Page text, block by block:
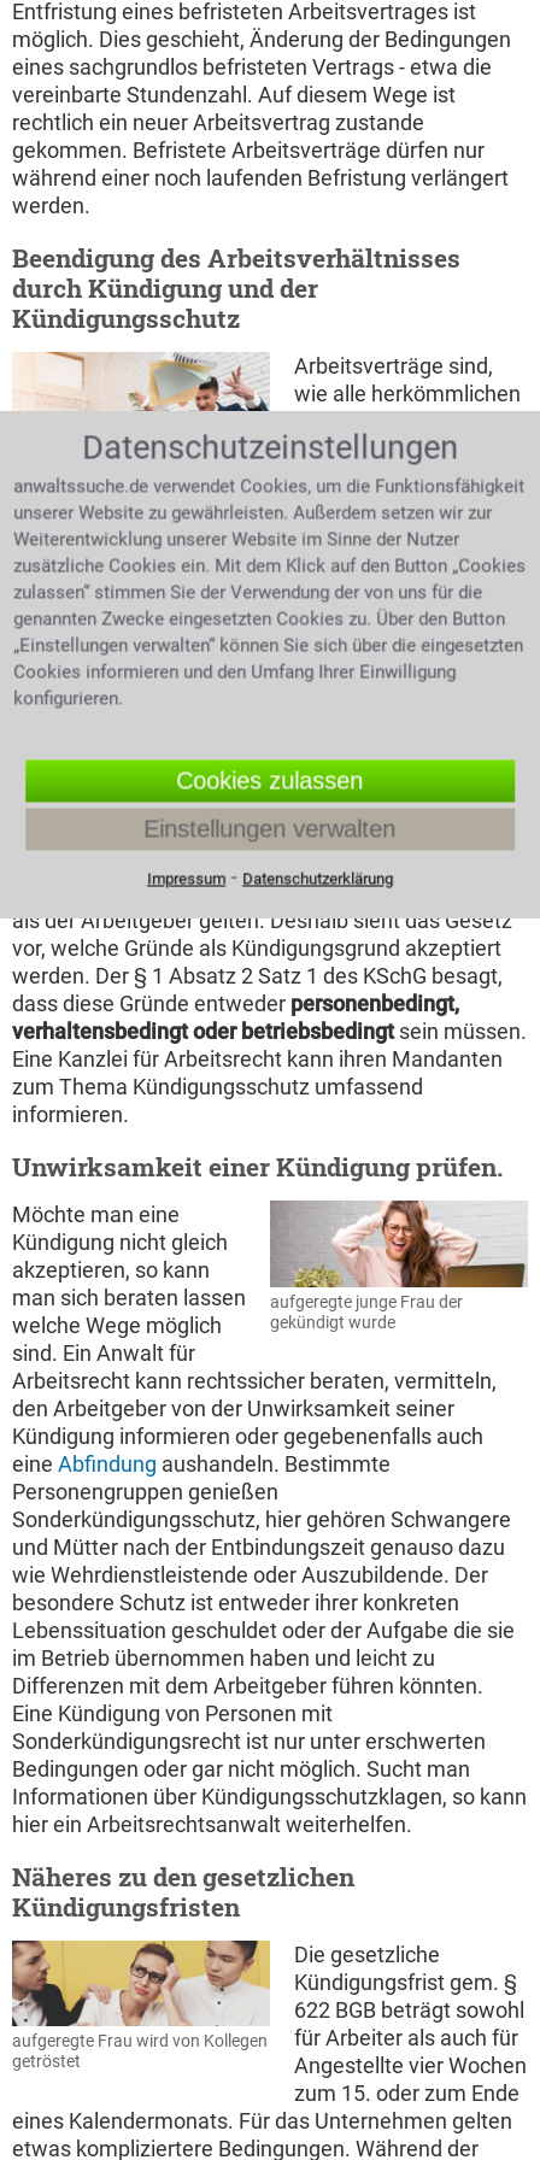
Entfristung eines befristeten Arbeitsvertrages ist
möglich. Dies geschieht, Änderung der Bedingungen
eines sachgrundlos befristeten Vertrags - etwa die
vereinbarte Stundenzahl. Auf diesem Wege ist
rechtlich ein neuer Arbeitsvertrag zustande
gekommen. Befristete Arbeitsverträge dürfen nur
während einer noch laufenden Befristung verlängert
werden.
Beendigung des Arbeitsverhältnisses
durch Kündigung und der
Kündigungsschutz
aufgeregter Chef wirft Unterlagen
und beschimpft schwangere
Arbeitnehmerin
Arbeitsverträge sind,
wie alle herkömmlichen
welcher Frist gekündigt
werden kann, kann
außer im Arbeitsvertrag
auch im Tarifvertrag,
oder in der
Betriebsvereinbarung
vorgegeben sein. Das
KSchG soll dem Schutz
des vermuteten
Schwächeren dienen. Es beginnt allerdings erst nach
Kündigungsschutz gilt erst für Betriebe mit mehr als
10 Mitarbeitern. Für kleinere Betriebe gelten die
gesetzlichen Kündigungsfristen. Arbeitnehmer sollen
durch das KSchG gesetzlich vor willkürlichen oder
werden. Da sie als potentiell wirtschaftlich schwächer
als der Arbeitgeber gelten. Deshalb sieht das Gesetz
vor, welche Gründe als Kündigungsgrund akzeptiert
werden. Der § 1 Absatz 2 Satz 1 des KSchG besagt,
dass diese Gründe entweder personenbedingt,
verhaltensbedingt oder betriebsbedingtsein müssen.
Eine Kanzlei für Arbeitsrecht kann ihren Mandanten
zum Thema Kündigungsschutz umfassend
informieren.
Unwirksamkeit einer Kündigung prüfen.
aufgeregte junge Frau der
gekündigt wurde
Möchte man eine
Kündigung nicht gleich
akzeptieren, so kann
man sich beraten lassen
welche Wege möglich
sind. Ein Anwalt für
Arbeitsrecht kann rechtssicher beraten, vermitteln,
den Arbeitgeber von der Unwirksamkeit seiner
Kündigung informieren oder gegebenenfalls auch
eine Abfindung aushandeln. Bestimmte
Personengruppen genießen
Sonderkündigungsschutz, hier gehören Schwangere
und Mütter nach der Entbindungszeit genauso dazu
wie Wehrdienstleistende oder Auszubildende. Der
besondere Schutz ist entweder ihrer konkreten
Lebenssituation geschuldet oder der Aufgabe die sie
im Betrieb übernommen haben und leicht zu
Differenzen mit dem Arbeitgeber führen könnten.
Eine Kündigung von Personen mit
Sonderkündigungsrecht ist nur unter erschwerten
Bedingungen oder gar nicht möglich. Sucht man
Informationen über Kündigungsschutzklagen, so kann
hier ein Arbeitsrechtsanwalt weiterhelfen.
Näheres zu den gesetzlichen
Kündigungsfristen
aufgeregte Frau wird von Kollegen
getröstet
Die gesetzliche
Kündigungsfrist gem. §
622 BGB beträgt sowohl
für Arbeiter als auch für
Angestellte vier Wochen
zum 15. oder zum Ende
eines Kalendermonats. Für das Unternehmen gelten
etwas kompliziertere Bedingungen. Während der
Datenschutzeinstellungen
anwaltssuche.de verwendet Cookies, um die Funktionsfähigkeit
unserer Website zu gewährleisten. Außerdem setzen wir zur
Weiterentwicklung unserer Website im Sinne der Nutzer
zusätzliche Cookies ein. Mit dem Klick auf den Button „Cookies
zulassen“ stimmen Sie der Verwendung der von uns für die
genannten Zwecke eingesetzten Cookies zu. Über den Button
„Einstellungen verwalten“ können Sie sich über die eingesetzten
Cookies informieren und den Umfang Ihrer Einwilligung
konfigurieren.
Cookies zulassen
Einstellungen verwalten
Impressum⁃ Datenschutzerklärung